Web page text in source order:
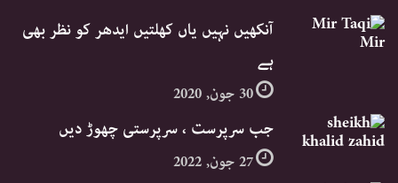
آنکھیں نہیں یاں کھلتیں ایدھر کو نظر بھی
ہے
30 جون, 2020
جب سرپرست ، سرپرستی چھوڑ دیں
27 جون, 2022